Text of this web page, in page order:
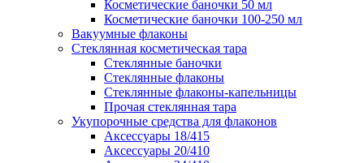
Косметические баночки 50 мл
Косметические баночки 100-250 мл
Вакуумные флаконы
Стеклянная косметическая тара
Стеклянные баночки
Стеклянные флаконы
Стеклянные флаконы-капельницы
Прочая стеклянная тара
Укупорочные средства для флаконов
Аксессуары 18/415
Аксессуары 20/410